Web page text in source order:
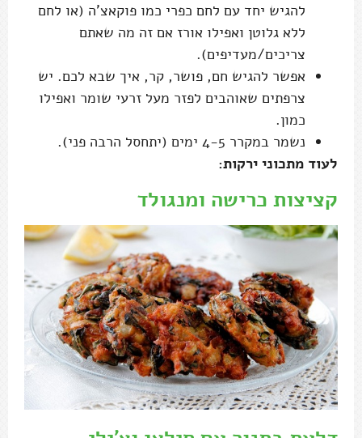
להגיש יחד עם לחם כפרי כמו פוקאצ'ה (או לחם
ללא גלוטן ואפילו אורז אם זה מה שאתם
צריכים/מעדיפים).
אפשר להגיש חם, פושר, קר, איך שבא לכם. יש
צרפתים שאוהבים לפזר מעל זרעי שומר ואפילו
כמון.
נשמר במקרר 4-5 ימים (יתחסל הרבה פני).
לעוד מתכוני ירקות:
קציצות כרישה ומנגולד